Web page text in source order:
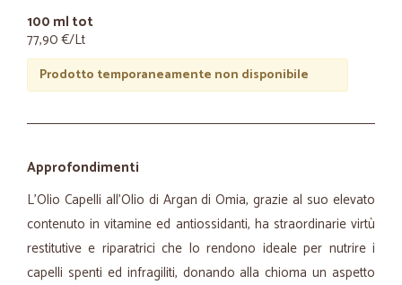
100 ml tot
77,90 €/Lt
Prodotto temporaneamente non disponibile
Approfondimenti
L’Olio Capelli all’Olio di Argan di Omia, grazie al suo elevato
contenuto in vitamine ed antiossidanti, ha straordinarie virtù
restitutive e riparatrici che lo rendono ideale per nutrire i
capelli spenti ed infragiliti, donando alla chioma un aspetto